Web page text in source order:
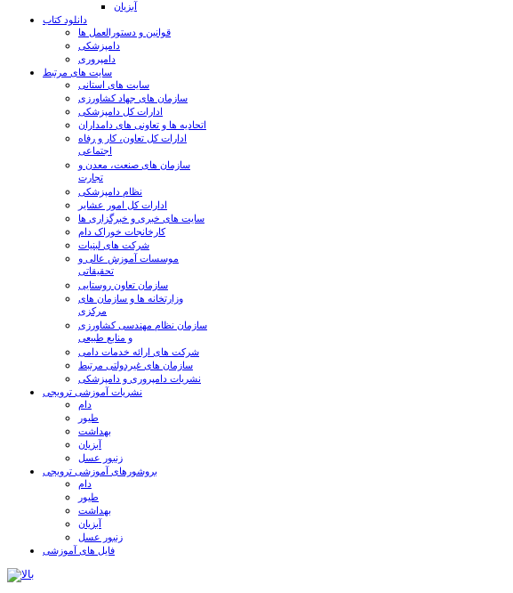
آبزیان
دانلود کتاب
قوانین و دستورالعمل ها
دامپزشکی
دامپروری
سایت های مرتبط
سایت های استانی
سازمان های جهاد کشاورزی
ادارات کل دامپزشکی
اتحادیه ها و تعاونی های دامداران
ادارات کل تعاون، کار و رفاه
اجتماعی
سازمان های صنعت، معدن و
تجارت
نظام دامپزشکی
ادارات کل امور عشایر
سایت های خبری و خبرگزاری ها
کارخانجات خوراک دام
شرکت های لبنیات
موسسات آموزش عالی و
تحقیقاتی
سازمان تعاون روستایی
وزارتخانه ها و سازمان های
مرکزی
سازمان نظام مهندسی کشاورزی
و منابع طبیعی
شرکت های ارائه خدمات دامی
سازمان های غیردولتی مرتبط
نشریات دامپروری و دامپزشکی
نشریات آموزشی ترویجی
دام
طیور
بهداشت
آبزیان
زنبور عسل
بروشورهای آموزشی ترویجی
دام
طیور
بهداشت
آبزیان
زنبور عسل
فایل های آموزشی